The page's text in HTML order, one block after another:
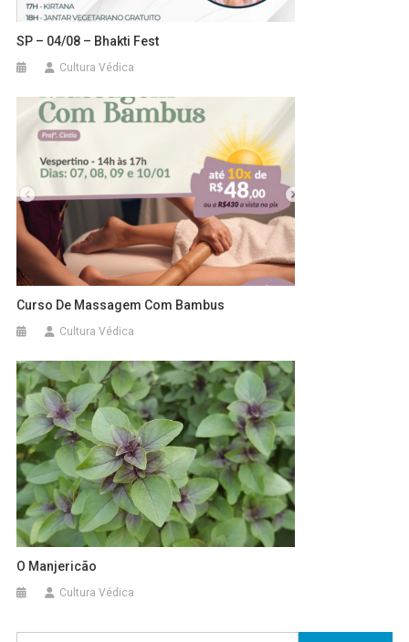
SP – 04/08 – Bhakti Fest
Cultura Védica
Curso De Massagem Com Bambus
Cultura Védica
O Manjericão
Cultura Védica